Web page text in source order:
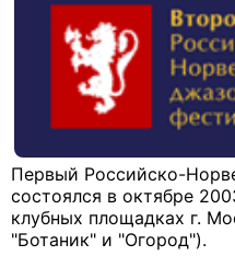
Первый Российско-
состоялся в октябре
клубных площадках г.
"Ботаник" и "Огород").